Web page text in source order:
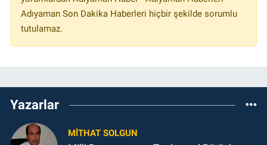
Adıyaman Son Dakika Haberleri hiçbir şekilde sorumlu
tutulamaz.
Yazarlar
MITHAT SOLGUN